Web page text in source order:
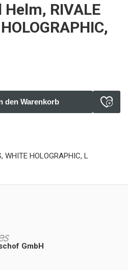
Helm, RIVALE
den Warenkorb
WHITE HOLOGRAPHIC, L
GmbH